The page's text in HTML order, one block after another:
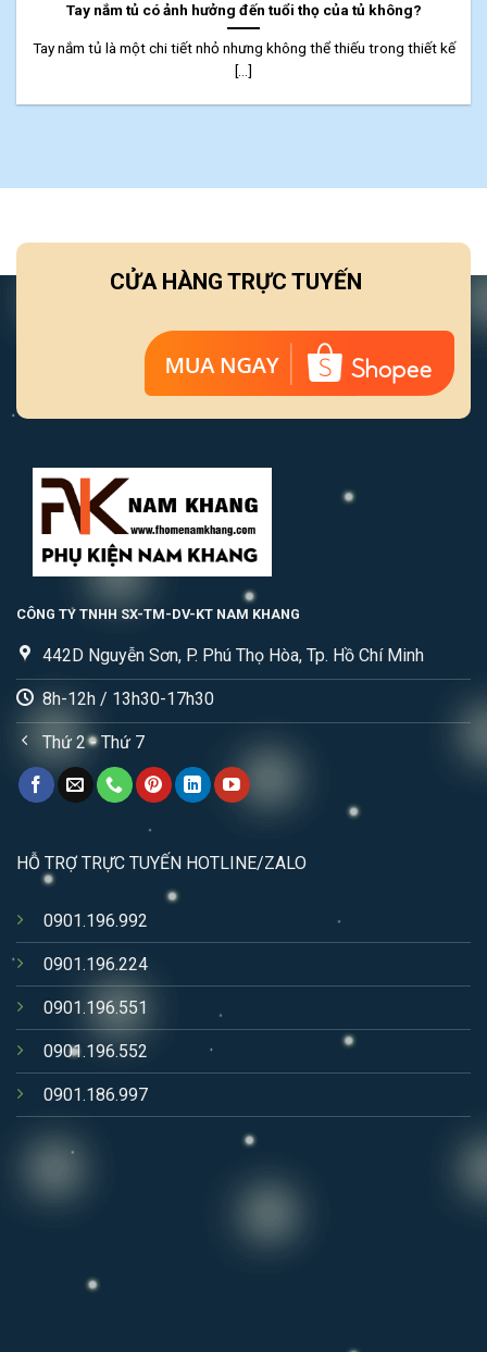
Tay nắm tủ có ảnh hưởng đến tuổi thọ của tủ không?
Tay nắm tủ là một chi tiết nhỏ nhưng không thể thiếu trong thiết kế
[...]
CỬA HÀNG TRỰC TUYẾN
CÔNG TY TNHH SX-TM-DV-KT NAM KHANG
442D Nguyễn Sơn, P. Phú Thọ Hòa, Tp. Hồ Chí Minh
8h-12h / 13h30-17h30
Thứ 2 - Thứ 7
HỖ TRỢ TRỰC TUYẾN HOTLINE/ZALO
0901.196.992
0901.196.224
0901.196.551
0901.196.552
0901.186.997